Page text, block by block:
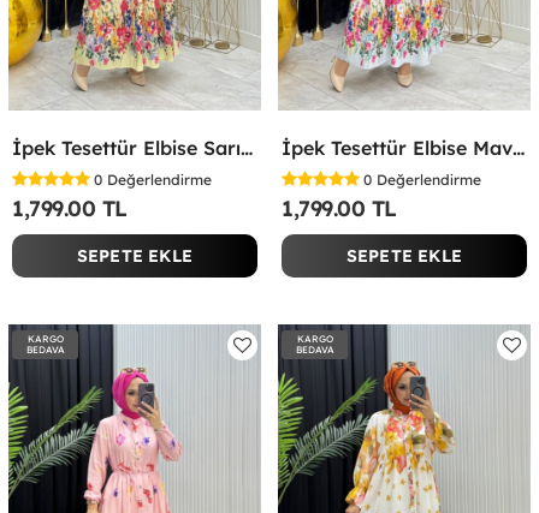
İpek Tesettür Elbise Sarı Sarı
0 Değerlendirme
1,799.00 TL
SEPETE EKLE
İpek Tesettür Elbise Mavi Mavi
0 Değerlendirme
1,799.00 TL
SEPETE EKLE
KARGO
BEDAVA
KARGO
BEDAVA